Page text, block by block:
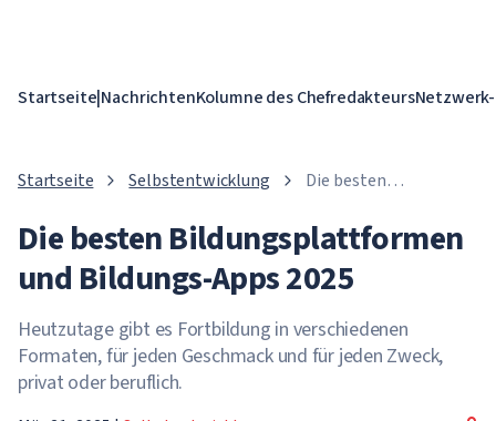
Startseite|NachrichtenKolumne des Chefredakteurs
Startseite Selbstentwicklung
Die besten
und Bildungs-Apps
2025
Die besten Bildungsplattformen
und Bildungs-Apps 2025
Heutzutage gibt es Fortbildung in verschiedenen
Formaten, für jeden Geschmack und für jeden Zweck,
privat oder beruflich.